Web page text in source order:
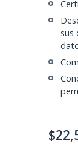
sus
$